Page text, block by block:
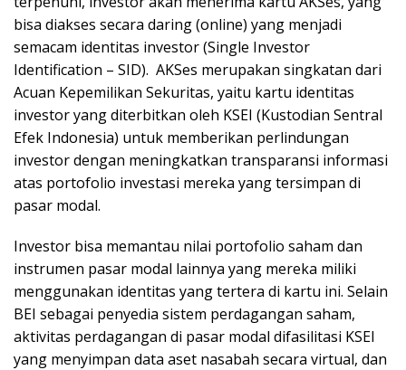
bisa diakses secara daring (online) yang menjadi
semacam identitas investor (Single Investor
Identification – SID). AKSes merupakan singkatan dari
Acuan Kepemilikan Sekuritas, yaitu kartu identitas
investor yang diterbitkan oleh KSEI (Kustodian Sentral
Efek Indonesia) untuk memberikan perlindungan
investor dengan meningkatkan transparansi informasi
atas portofolio investasi mereka yang tersimpan di
pasar modal.
Investor bisa memantau nilai portofolio saham dan
instrumen pasar modal lainnya yang mereka miliki
menggunakan identitas yang tertera di kartu ini. Selain
BEI sebagai penyedia sistem perdagangan saham,
aktivitas perdagangan di pasar modal difasilitasi KSEI
yang menyimpan data aset nasabah secara virtual, dan